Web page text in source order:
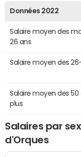
Données 2022
Salaire moyen des
26 ans
Salaire moyen des
Salaire moyen des 50
plus
Salaires par
d'Orques